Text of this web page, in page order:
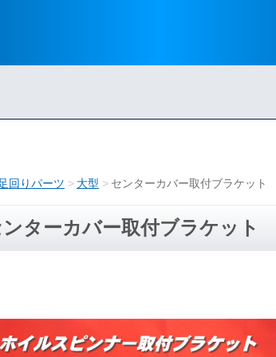
足回りパーツ 大型 センターカバー取付ブラケッ
ンターカバー取付ブラケッ